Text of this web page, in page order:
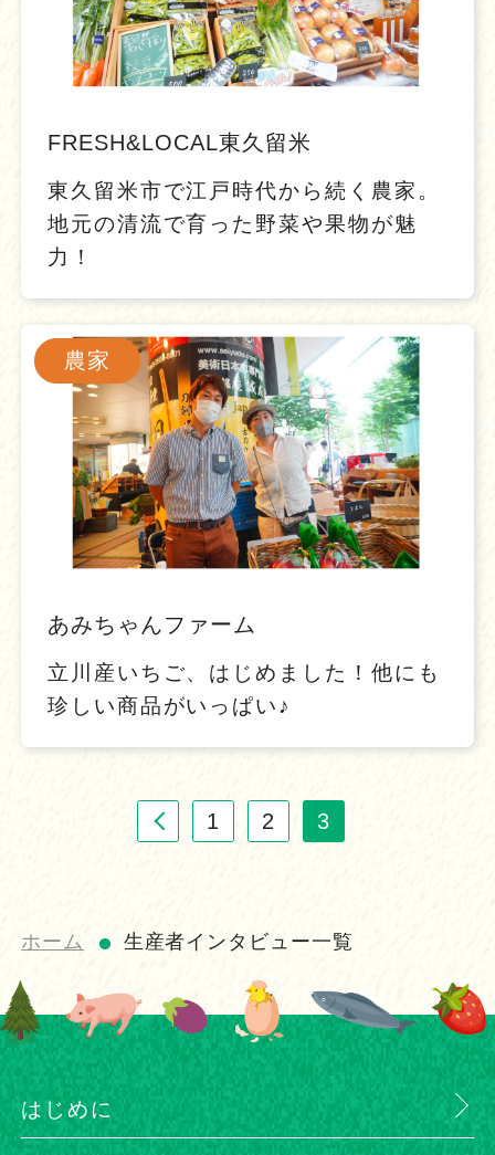
FRESH&LOCAL東久留米
東久留米市で江戸時代から続く農家。
地元の清流で育った野菜や果物が魅
力！
農家
あみちゃんファーム
立川産いちご、はじめました！他にも
珍しい商品がいっぱい♪
1 2 3
ホーム 生産者インタビュー一覧
はじめに